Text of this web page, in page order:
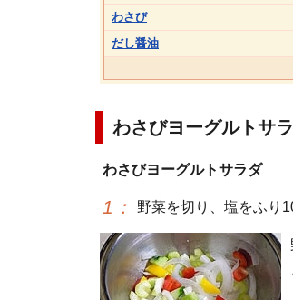
わさび
だし醤油
わさびヨーグルトサ
わさびヨーグルトサラダ
1 ： 野菜を切り、塩をふり